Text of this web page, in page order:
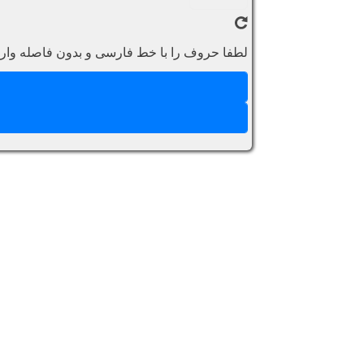
لطفا حروف را با خط فارسی و بدون فاصله